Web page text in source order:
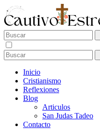
Inicio
Cristianismo
Reflexiones
Blog
Articulos
San Judas Tadeo
Contacto